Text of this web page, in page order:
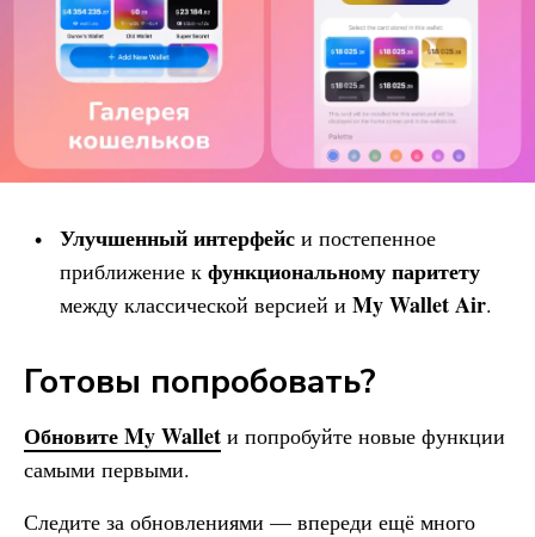
Улучшенный интерфейс и постепенное
приближение к функциональному паритету
между классической версией и My WalletAir.
Готовы попробовать?
ОбновитеMy Wallet и попробуйте новые функции
самыми первыми.
Следите за обновлениями — впереди ещё много